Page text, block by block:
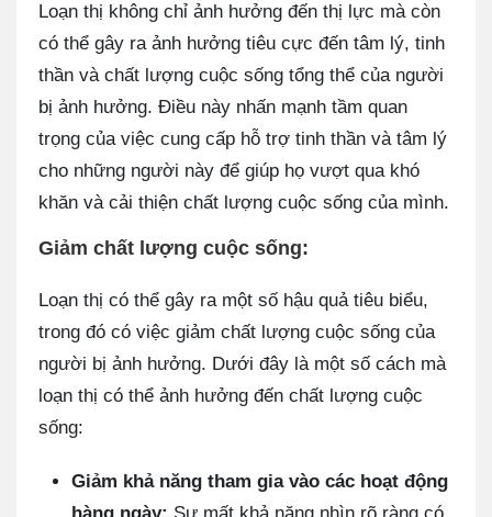
Loạn thị không chỉ ảnh hưởng đến thị lực mà còn
có thể gây ra ảnh hưởng tiêu cực đến tâm lý, tinh
thần và chất lượng cuộc sống tổng thể của người
bị ảnh hưởng. Điều này nhấn mạnh tầm quan
trọng của việc cung cấp hỗ trợ tinh thần và tâm lý
cho những người này để giúp họ vượt qua khó
khăn và cải thiện chất lượng cuộc sống của mình.
Giảm chất lượng cuộc sống:
Loạn thị có thể gây ra một số hậu quả tiêu biểu,
trong đó có việc giảm chất lượng cuộc sống của
người bị ảnh hưởng. Dưới đây là một số cách mà
loạn thị có thể ảnh hưởng đến chất lượng cuộc
sống:
Giảm khả năng tham gia vào các hoạt động